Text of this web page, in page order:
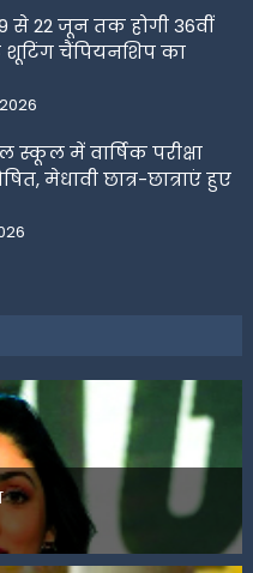
से 22 जून तक होगी 36वीं
शूटिंग चैंपियनशिप का
स्कूल में वार्षिक परीक्षा
मेधावी छात्र-छात्राएं हुए